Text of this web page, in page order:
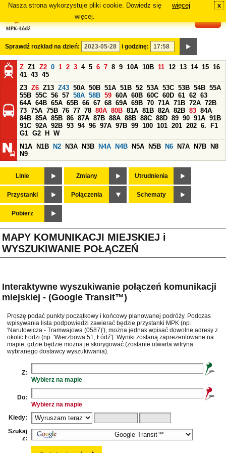
Nasza strona wykorzystuje pliki cookie. Dowiedz się
więcej.
więcej x
Sprawdź rozkład na dzień: i godzinę:
Z Z1 Z2 0 1 2 3 4 5 6 7 8 9 10A 10B 11 12 13 14 15 16
41 43 45
Z3 Z6 Z13 Z43 50A 50B 51A 51B 52 53A 53C 53B 54B 55A
55B 55C 56 57 58A 58B 59 60A 60B 60C 60D 61 62 63
64A 64B 65A 65B 66 67 68 69A 69B 70 71A 71B 72A 72B
73 75A 75B 76 77 78 80A 80B 81A 81B 82A 82B 83 84A
84B 85A 85B 86 87A 87B 88A 88B 88C 88D 89 90 91A 91B
91C 92A 92B 93 94 96 97A 97B 99 100 101 201 202 6.
F1
G1 G2 H
W
N1A
N1B N2 N3A N3B N4A N4B N5A N5B N6 N7A N7B
N8
N9
Linie Zmiany Utrudnienia
Przystanki Połączenia Schematy
Pobierz
MAPY KOMUNIKACJI MIEJSKIEJ i
WYSZUKIWANIE POŁĄCZEŃ
Interaktywne wyszukiwanie połączeń komunikacji
miejskiej - (Google Transit™)
Proszę podać punkty początkowy i końcowy planowanej podróży. Podczas
wpisywania lista podpowiedzi zawierać będzie przystanki MPK (np.
'Narutowicza - Tramwajowa (0587)'), można jednak wpisać dowolne adresy z
okolic Łodzi (np. 'Wierzbowa 51, Łódź'). Wyniki zostaną zaprezentowane na
mapie, gdzie będzie można je skorygować (zostanie otwarta witryna
wybranego dostawcy wyszukiwania).
Z:
Wybierz na mapie
Do:
Wybierz na mapie
Kiedy:
Szukaj
z: